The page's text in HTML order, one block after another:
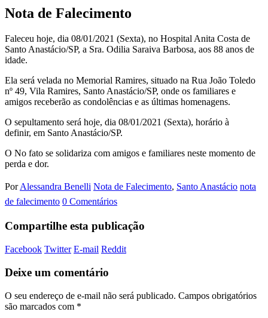
Nota de Falecimento
Faleceu hoje, dia 08/01/2021 (Sexta), no Hospital Anita Costa de
Santo Anastácio/SP, a Sra. Odilia Saraiva Barbosa, aos 88 anos de
idade.
Ela será velada no Memorial Ramires, situado na Rua João Toledo
nº 49, Vila Ramires, Santo Anastácio/SP, onde os familiares e
amigos receberão as condolências e as últimas homenagens.
O sepultamento será hoje, dia 08/01/2021 (Sexta), horário à
definir, em Santo Anastácio/SP.
O No fato se solidariza com amigos e familiares neste momento de
perda e dor.
Por Alessandra Benelli Nota de Falecimento, Santo Anastácio nota
de falecimento 0 Comentários
Compartilhe esta publicação
Facebook Twitter E-mail Reddit
Deixe um comentário
O seu endereço de e-mail não será publicado. Campos obrigatórios
são marcados com *